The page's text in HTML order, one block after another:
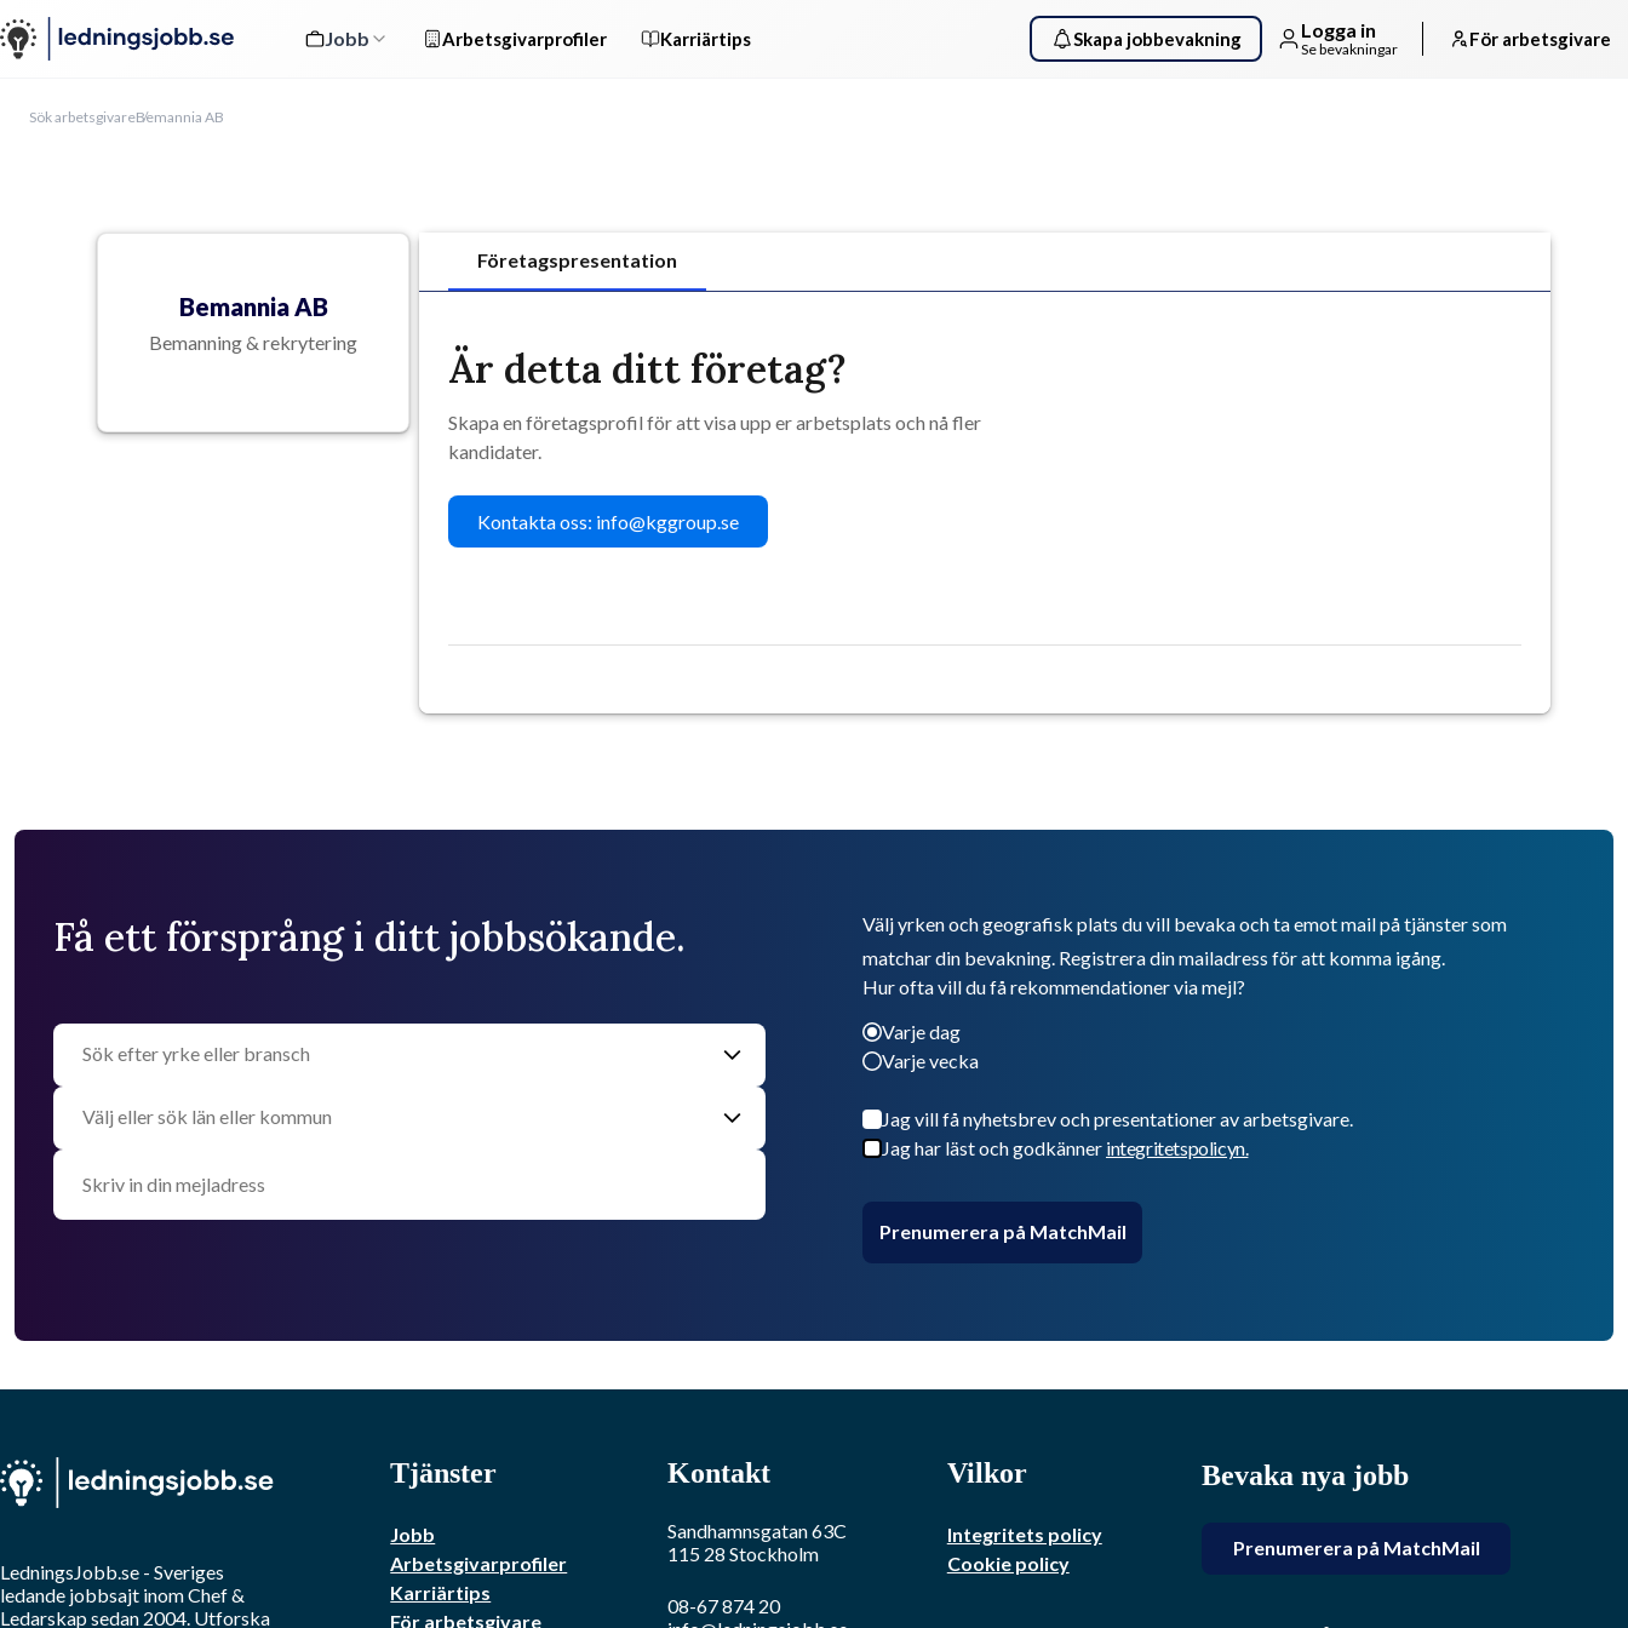
Jobb Arbetsgivarprofiler Karriärtips Skapa jobbevakning Logga in
Se bevakningar För arbetsgivare
Sök arbetsgivareBemannia AB
Bemannia AB
Bemanning & rekrytering
Företagspresentation
Är detta ditt företag?
Skapa en företagsprofil för att visa upp er arbetsplats och nå fler
kandidater.
Kontakta oss: info@kggroup.se
Få ett försprång i ditt jobbsökande.
Välj yrken och geografisk plats du vill bevaka och ta emot mail på tjänster som
matchar din bevakning. Registrera din mailadress för att komma igång.
Hur ofta vill du få rekommendationer via mejl?
Varje dag
Varje vecka
Jag vill få nyhetsbrev och presentationer av arbetsgivare.
Jag har läst och godkänner integritetspolicyn.
Prenumerera på MatchMail
LedningsJobb.se - Sveriges
ledande jobbsajt inomChef &
Ledarskapsedan 2004. Utforska
Tjänster
Jobb
Arbetsgivarprofiler
Karriärtips
För arbetsgivare
Kontakt
Sandhamnsgatan 63C
115 28 Stockholm
08-67 874 20
Vilkor
Integritets policy
Cookie policy
Bevaka nya jobb
Prenumerera på MatchMail